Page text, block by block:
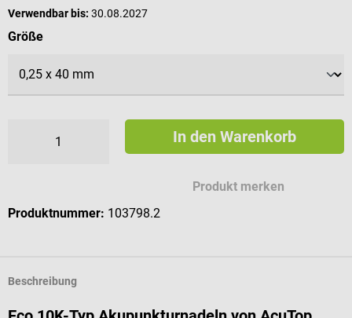
Verwendbar bis: 30.08.2027
Größeauswählen
In den Warenkorb
Produkt merken
Produktnummer: 103798.2
Beschreibung